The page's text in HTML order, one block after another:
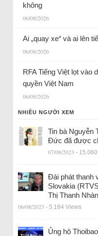
không
06/08/2026
Ai „quay xe“ và ai lên
06/08/2026
RFA Tiếng Việt lọt vào
quyền Việt Nam
06/08/2026
NHIỀU NGƯỜI XEM
Tin bà Nguyễn
Đức đã được
07/08/2023 -
Đài phát thanh
Slovakia
Thị Thanh
06/08/2023 - 5.164 Views
Ủng hộ